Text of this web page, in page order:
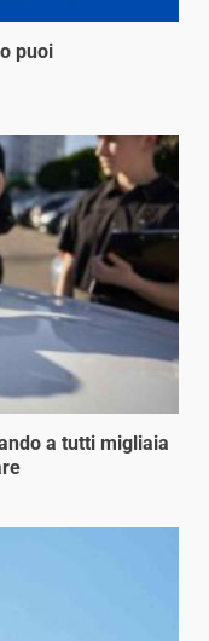
puoi
a tutti migliaia